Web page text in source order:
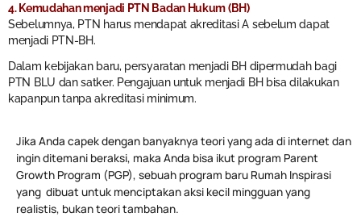
4. Kemudahan menjadi PTN Badan Hukum (BH)
Sebelumnya, PTN harus mendapat akreditasi A sebelum dapat
menjadi PTN-BH.
Dalam kebijakan baru, persyaratan menjadi BH dipermudah bagi
PTN BLU dan satker. Pengajuan untuk menjadi BH bisa dilakukan
kapanpun tanpa akreditasi minimum.
Jika Anda capek dengan banyaknya teori yang ada di internet dan
ingin ditemani beraksi, maka Anda bisa ikut program Parent
Growth Program (PGP), sebuah program baru Rumah Inspirasi
yang dibuat untuk menciptakan aksi kecil mingguan yang
realistis, bukan teori tambahan.